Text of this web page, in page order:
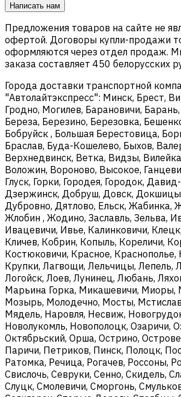
Написать нам
Предложения товаров на сайте не
офертой. Договоры купли-продажи
оформляются через отдел продаж.
заказа составляет 450 белорусских
Города доставки транспортной
"Автолайтэкспресс": Минск, Брест,
Гродно, Могилев, Барановичи,
Береза, Березино, Березовка,
Бобруйск , Большая Берестовица,
Браслав, Буда-Кошелево, Быхов,
Верхнедвинск, Ветка, Видзы,
Воложин, Вороново, Высокое,
Глуск, Горки, Городея, Городок,
Дзержинск, Добруш, Довск,
Дубровно, Дятлово, Ельск, Жабинка,
Жлобин , Жодино, Заславль, Зельва,
Ивацевичи, Ивье, Калинковичи,
Кличев, Кобрин, Копыль, Кореличи,
Костюковичи, Красное, Краснополье,
Крупки, Лагвощи, Лельчицы, Лепель,
Логойск, Лоев, Лунинец, Любань,
Марьина Горка, Микашевичи, Миоры,
Мозырь, Молодечно, Мосты,
Мядель, Наровля, Несвиж,
Новолукомль, Новополоцк, Озаричи,
Октябрьский, Орша, Острино,
Паричи, Петриков, Пинск, Полоцк,
Ратомка, Речица, Рогачев, Россоны,
Свислочь, Севруки, Сенно, Скидель,
Слуцк, Смолевичи, Сморгонь,